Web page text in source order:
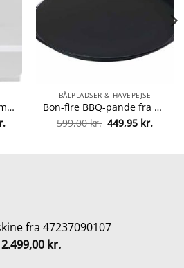
Singer symaskine – Promise 1408 fra singer 374318830872
aktuelle
899,00 kr..
BÅLPLADSER & HAVEPEJSE
Bon-fire BBQ-pande fra Bon-fire 5708085100084
599,00kr. Den
oprindelige
599,00 kr..
449,95 kr.
fra 47237090107
Den
2.499,00 kr.Den